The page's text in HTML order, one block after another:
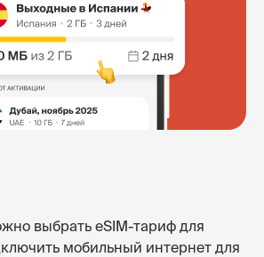
выбрать eSIM-тариф для
мобильный интернет для